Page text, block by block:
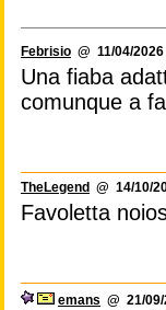
Febrisio @ 11/04/
Una fiaba
comunque a
TheLegend @ 14/10/
Favoletta
emans @ 21/